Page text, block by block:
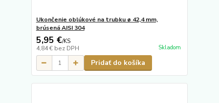
Ukončenie oblúkové na trubku ø 42,4 mm,
brúsená AISI 304
5,95 €/KS
4,84 € bez DPH Skladom
Pridať do košíka